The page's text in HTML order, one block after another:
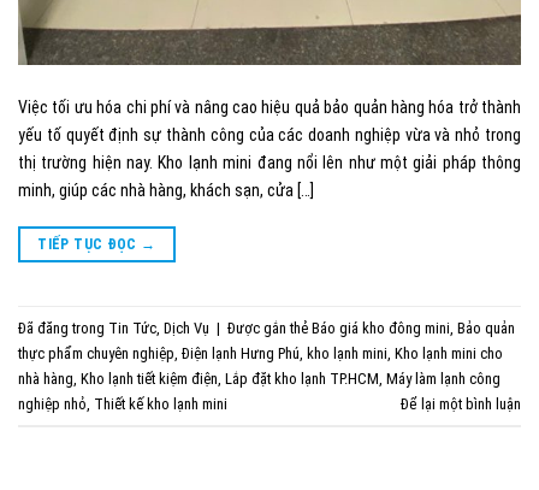
Việc tối ưu hóa chi phí và nâng cao hiệu quả bảo quản hàng hóa trở thành
yếu tố quyết định sự thành công của các doanh nghiệp vừa và nhỏ trong
thị trường hiện nay. Kho lạnh mini đang nổi lên như một giải pháp thông
minh, giúp các nhà hàng, khách sạn, cửa […]
TIẾP TỤC ĐỌC →
Đã đăng trong Tin Tức Dịch Vụ | Được gắn thẻ Báo giá kho đông mini Bảo quản
thực phẩm chuyên nghiệp Điện lạnh Hưng Phú kho lạnh mini Kho lạnh mini cho
nhà hàng Kho lạnh tiết kiệm điện Lắp đặt kho lạnh TP.HCM Máy làm lạnh công
nghiệp nhỏ Thiết kế kho lạnh mini Để lại một bình luận